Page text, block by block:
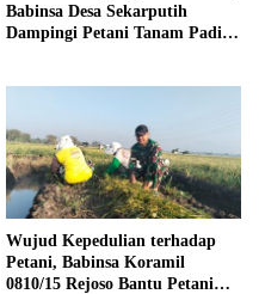
Babinsa Desa Sekarputih
Dampingi Petani Tanam Padi,
Wujud Kepedulian terhadap
Petani, Babinsa Koramil
0810/15 Rejoso Bantu Petani